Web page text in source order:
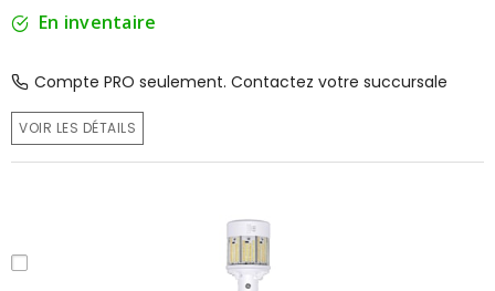
En inventaire
Compte PRO seulement. Contactez votre succursale
VOIR LES DÉTAILS